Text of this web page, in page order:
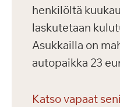
henkilöltä
laskutetaan
Asukkailla on
autopaikka 23
Katso vapaat